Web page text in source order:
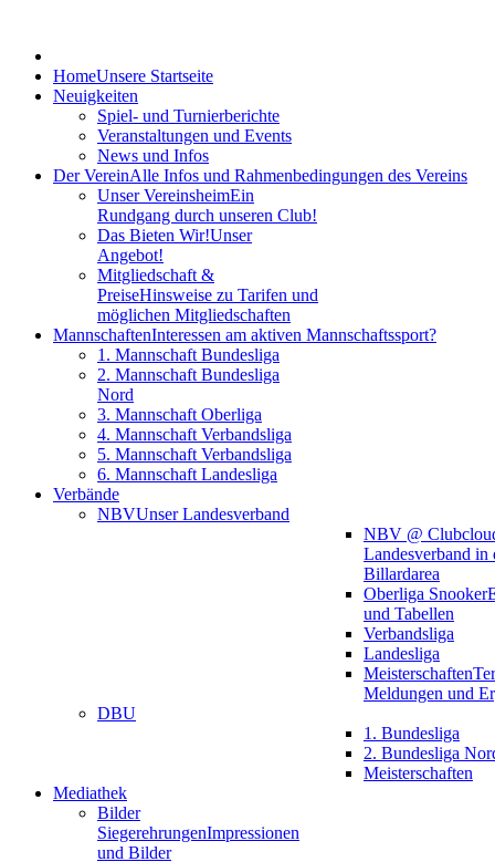
HomeUnsere Startseite
Neuigkeiten
Spiel- und Turnierberichte
Veranstaltungen und Events
News und Infos
Der VereinAlle Infos und Rahmenbedingungen des Vereins
Unser VereinsheimEin
Rundgang durch unseren Club!
Das Bieten Wir!Unser
Angebot!
Mitgliedschaft &
PreiseHinsweise zu Tarifen und
möglichen Mitgliedschaften
MannschaftenInteressen am aktiven Mannschaftssport?
1. Mannschaft Bundesliga
2. Mannschaft Bundesliga
Nord
3. Mannschaft Oberliga
4. Mannschaft Verbandsliga
5. Mannschaft Verbandsliga
6. Mannschaft Landesliga
Verbände
NBVUnser Landesverband
NBV @
Landesverband in
Billardarea
Oberliga Snooker
und Tabellen
Verbandsliga
Landesliga
Meisterschaften
Meldungen und
DBU
1. Bundesliga
2. Bundesliga
Meisterschaften
Mediathek
Bilder
SiegerehrungenImpressionen
und Bilder